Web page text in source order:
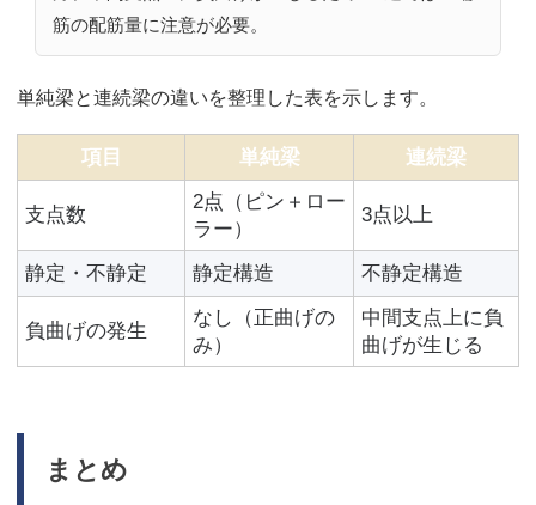
筋の配筋量に注意が必要。
単純梁と連続梁の違いを整理した表を示します。
項目 単純梁 連続梁
支点数
2点（ピン＋ロー
ラー）
3点以上
静定・不静定 静定構造 不静定構造
負曲げの発生
なし（正曲げの
み）
中間支点上に負
曲げが生じる
まとめ